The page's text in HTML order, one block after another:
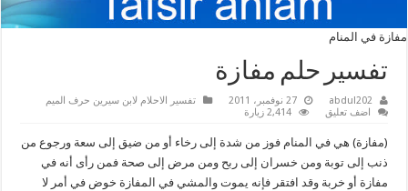
مفازة في المنام
تفسير حلم مفازة
abdul202 27 نوفمبر، 2011
تفسير الاحلام لابن سيرين حرف الميم
اضف تعليق
2,414 زيارة
(مفازة) هي في المنام فوز من شدة إلى رخاء أو من ضيق إلى سعة ورجوع من
ذنب إلى توبة ومن خسران إلى ربح ومن مرض إلى صحة فمن رأى أنه في
مفازة أو خربة وقد افتقر فإنه يموت والمشي في المفازة خوض في أمر لا